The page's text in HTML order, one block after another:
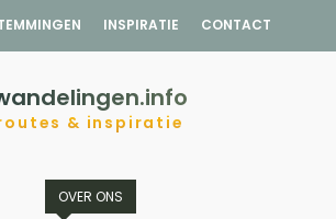
INSPIRATIE CONTACT
& inspiratie
OVER ONS